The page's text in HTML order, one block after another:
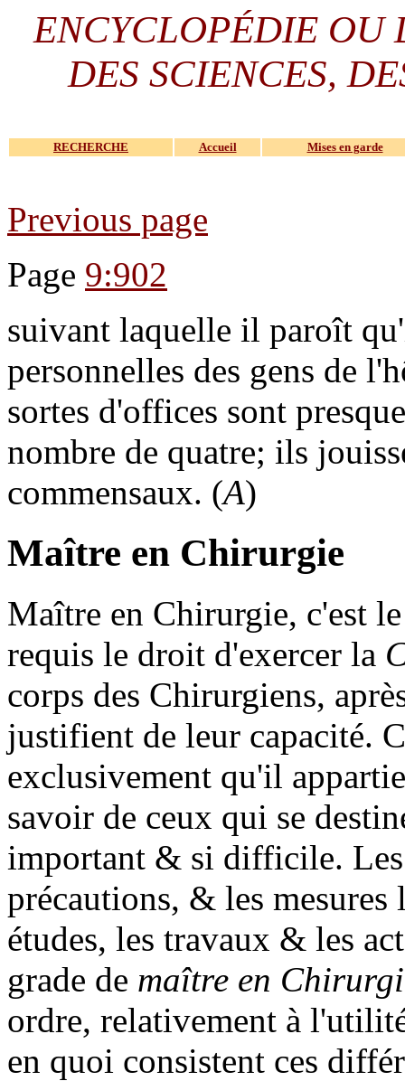
ENCYCLOPÉDIE OU
DES SCIENCES,
RECHERCHE Accueil Mises en garde
Previous page
Page 9:902
suivant laquelle il paroît
personnelles des gens de
sortes d'offices sont
nombre de quatre; ils
commensaux. (A)
Maître en Chirurgie
Maître en Chirurgie, c'est
requis le droit d'exercer la
corps des Chirurgiens,
justifient de leur capacité.
exclusivement qu'il
savoir de ceux qui se
important & si difficile.
précautions, & les
études, les travaux & les
grade de maître en
ordre, relativement à
en quoi consistent ces